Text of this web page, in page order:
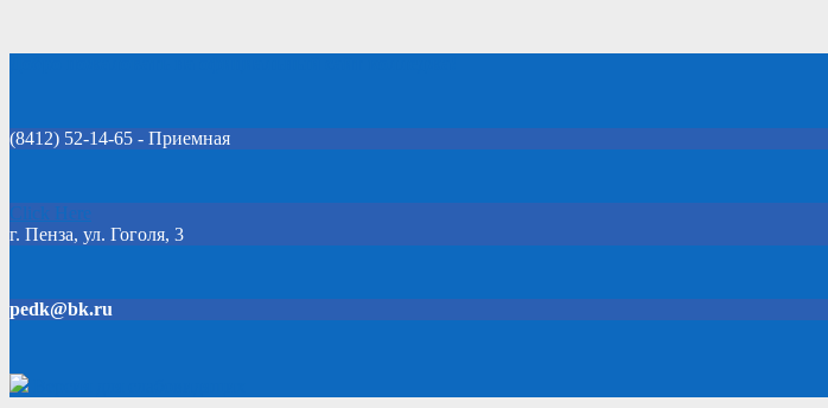
(8412) 52-14-65 - Приемная
Click Here
г. Пенза, ул. Гоголя, 3
pedk@bk.ru